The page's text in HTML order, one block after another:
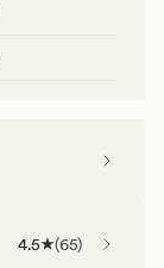
4.5 (65)